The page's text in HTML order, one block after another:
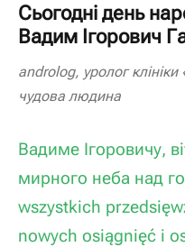
Сьогодні день
Вадим Ігорович
androlog, уролог
чудова людина
Вадиме Ігоровичу,
мирного неба над
wszystkich
nowych osiągnięć i